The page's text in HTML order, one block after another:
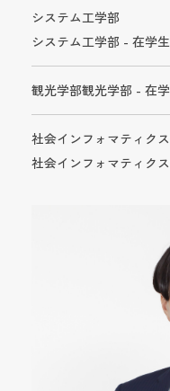
システム工学部
システム工学部 - 在学生
観光学部観光学部 - 在
社会インフォマティク
社会インフォマティク